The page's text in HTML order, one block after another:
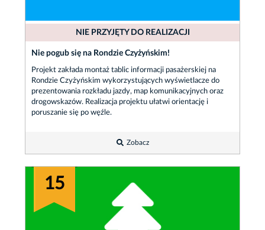
NIE PRZYJĘTY DO REALIZACJI
Nie pogub się na Rondzie Czyżyńskim!
Projekt zakłada montaż tablic informacji pasażerskiej na
Rondzie Czyżyńskim wykorzystujących wyświetlacze do
prezentowania rozkładu jazdy, map komunikacyjnych oraz
drogowskazów. Realizacja projektu ułatwi orientację i
poruszanie się po węźle.
Zobacz
15